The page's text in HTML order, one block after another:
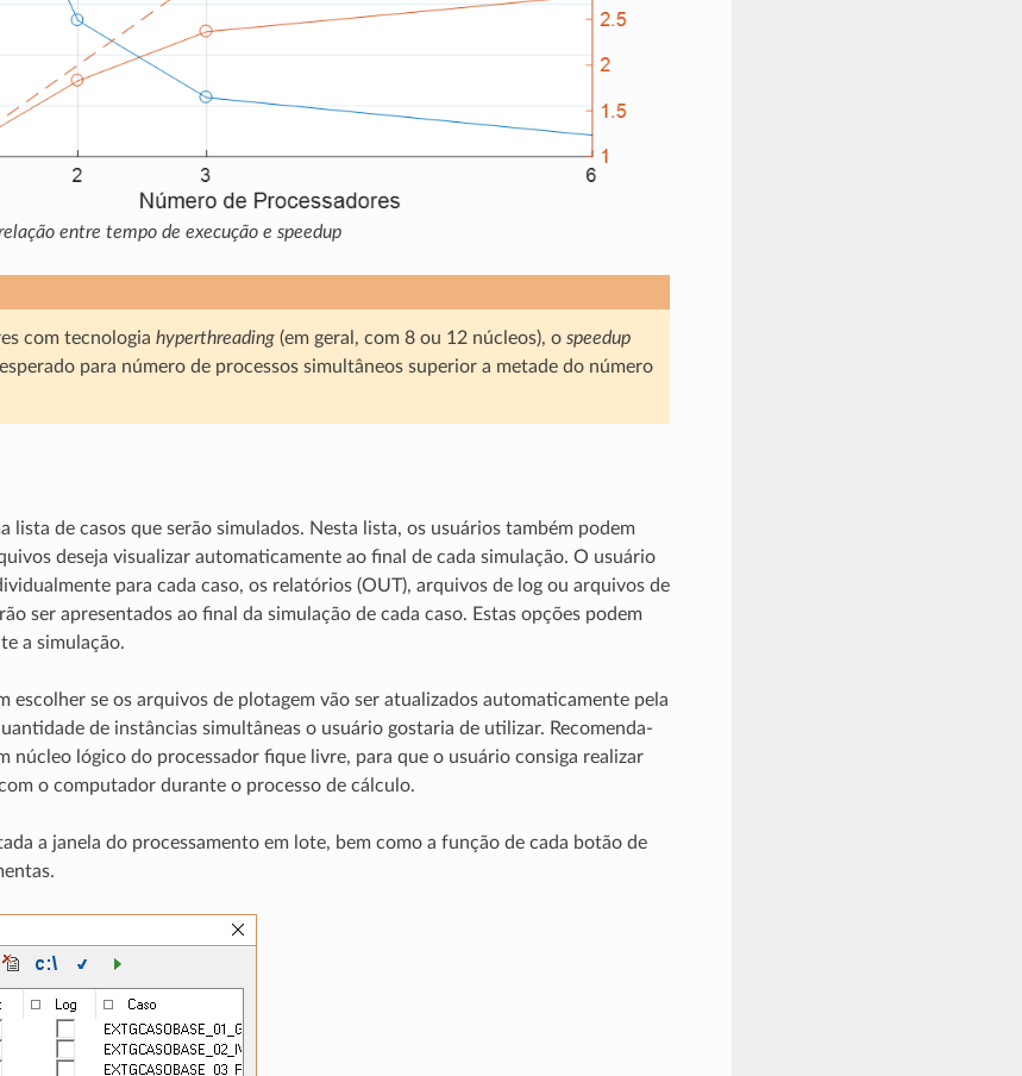
entre tempo de execução e speedup
com tecnologia hyperthreading(em geral, com 8 ou 12 núcleos), o speedup
para número de processos simultâneos superior a metade do número
lista de casos que serão simulados. Nesta lista, os usuários também podem
deseja visualizar automaticamente ao final de cada simulação. O usuário
para cada caso, os relatórios (OUT), arquivos de log ou arquivos de
ser apresentados ao final da simulação de cada caso. Estas opções podem
a simulação.
escolher se os arquivos de plotagem vão ser atualizados automaticamente pela
de instâncias simultâneas o usuário gostaria de utilizar. Recomenda-
núcleo lógico do processador fique livre, para que o usuário consiga realizar
o computador durante o processo de cálculo.
a janela do processamento em lote, bem como a função de cada botão de